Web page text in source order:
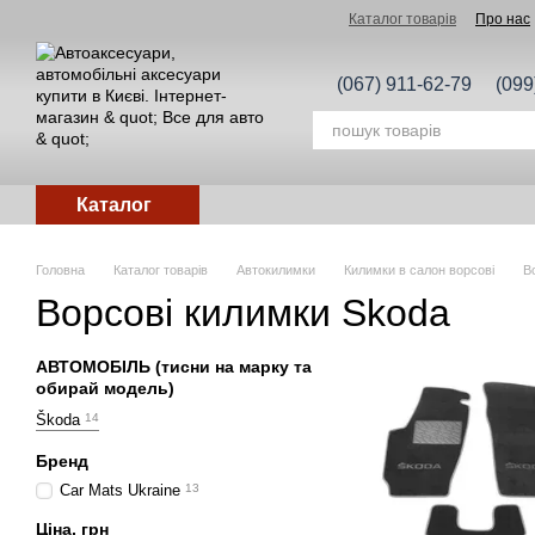
Каталог товарів Про нас
(067) 911-62-79
Каталог
Головна Каталог товарів Автокилимки Килимки в салон ворсові
Ворсові килимки Skoda
АВТОМОБІЛЬ (тисни на марку та
обирай модель)
Škoda 14
Бренд
Car Mats Ukraine 13
Ціна, грн